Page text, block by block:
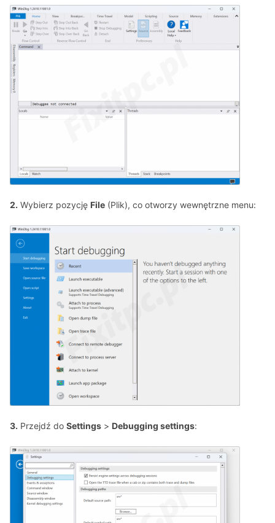
2. Wybierz pozycję File (Plik), co otworzy wewnętrzne menu:
3. Przejdź do Settings > Debugging settings: